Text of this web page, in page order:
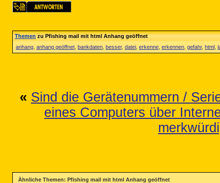
Themenzu Pfishing mail mit html Anhang geöffnet
anhang anhang geöffnet bankdaten besser, datei erkenne erkennen gefahr, html
« Sind die Gerätenummern /
eines Computers über
Ähnliche Themen: Pfishing mail mit html Anhang geöffnet